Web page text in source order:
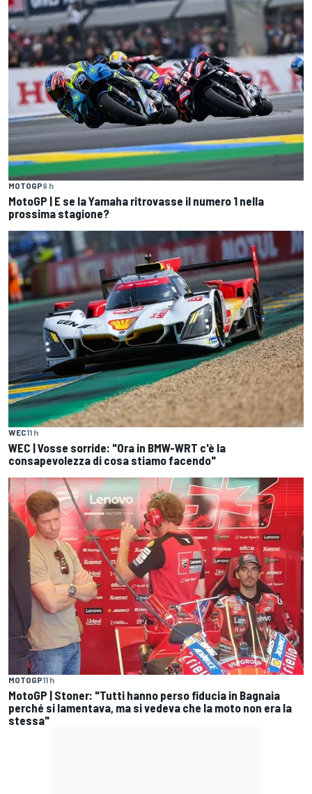
MOTOGP9 h
MotoGP | E se la Yamaha ritrovasse il numero 1 nella
prossima stagione?
WEC11 h
WEC | Vosse sorride: "Ora in BMW-WRT c'è la
consapevolezza di cosa stiamo facendo"
MOTOGP11 h
MotoGP | Stoner: "Tutti hanno perso fiducia in Bagnaia
perché si lamentava, ma si vedeva che la moto non era la
stessa"